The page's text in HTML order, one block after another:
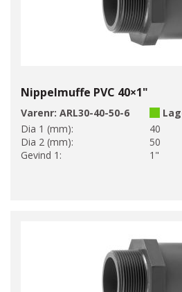
Nippelmuffe PVC 40×1"
Varenr: ARL30-40-50-6
Dia 1 (mm):
40
Dia 2 (mm):
50
Gevind 1:
1"